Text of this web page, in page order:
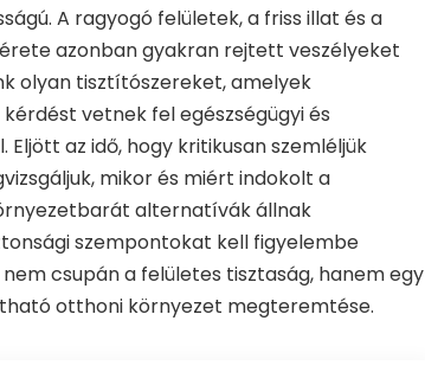
A ragyogó felületek, a friss illat és a
azonban gyakran rejtett veszélyeket
olyan tisztítószereket, amelyek
vetnek fel egészségügyi és
az idő, hogy kritikusan szemléljük
mikor és miért indokolt a
alternatívák állnak
szempontokat kell figyelembe
csupán a felületes tisztaság, hanem egy
otthoni környezet megteremtése.